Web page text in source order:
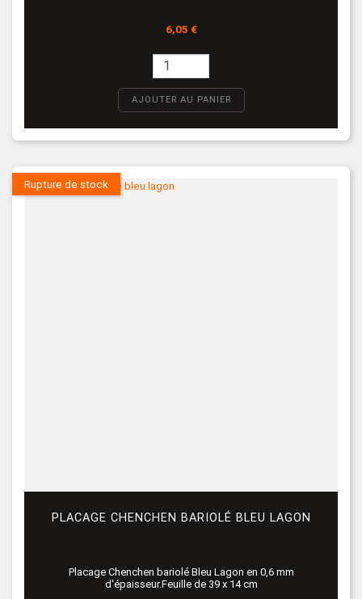
Prix
6,05 €
AJOUTER AU PANIER
PLACAGE CHENCHEN BARIOLÉ BLEU LAGON
Placage Chenchen bariolé Bleu Lagon en 0,6 mm
d'épaisseur.Feuille de 39 x 14 cm
Rupture de stock